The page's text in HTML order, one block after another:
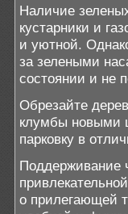
Наличие
кустарники и
и уютной.
за зелеными
состоянии и не
Обрезайте
клумбы новыми
парковку в
Поддерживание
о прилегающей